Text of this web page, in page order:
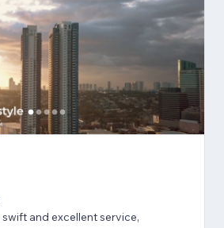
and excellent service,